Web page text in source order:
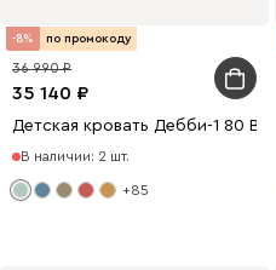
-8% по промокоду
35 140
36 990
Детская кровать Дебби-1 80
В наличии: 2 шт.
+85